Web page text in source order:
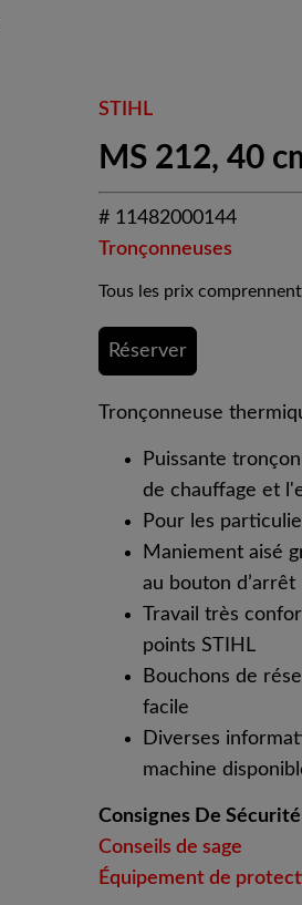
STIHL
MS 212, 40
# 11482000144
Tronçonneuses
Tous les prix
Réserver
Tronçonneuse
Puissante
de chauffage et
Pour les
Maniement aisé
au bouton d’arrêt
Travail très
points STIHL
Bouchons de
facile
Diverses
machine
Consignes De Sécurité
Conseils de sage
Équipement de